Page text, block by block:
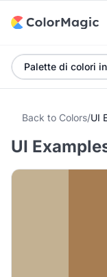
Palette di colori
Back to Colors/UI
UI